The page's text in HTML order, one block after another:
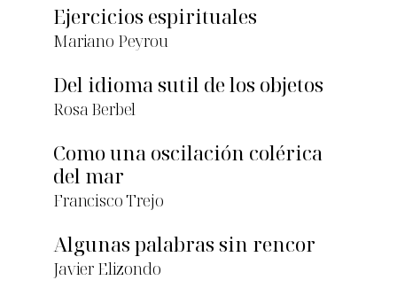
Ejercicios espirituales
Mariano Peyrou
Del idioma sutil de los objetos
Rosa Berbel
Como una oscilación colérica
del mar
Francisco Trejo
Algunas palabras sin rencor
Javier Elizondo